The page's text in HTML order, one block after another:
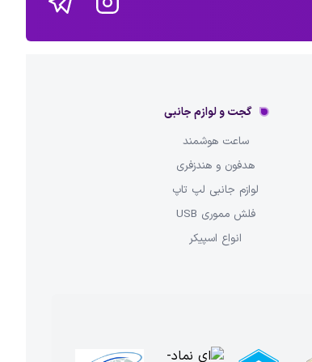
گجت و لوازم جانبی
ساعت هوشمند
هدفون و هندزفری
لوازم جانبی لپ تاپ
فلش مموری USB
انواع اسپیکر